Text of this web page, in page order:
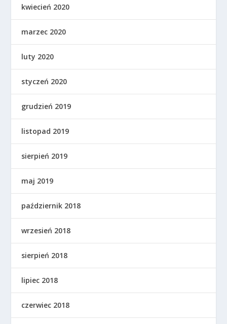
kwiecień 2020
marzec 2020
luty 2020
styczeń 2020
grudzień 2019
listopad 2019
sierpień 2019
maj 2019
październik 2018
wrzesień 2018
sierpień 2018
lipiec 2018
czerwiec 2018